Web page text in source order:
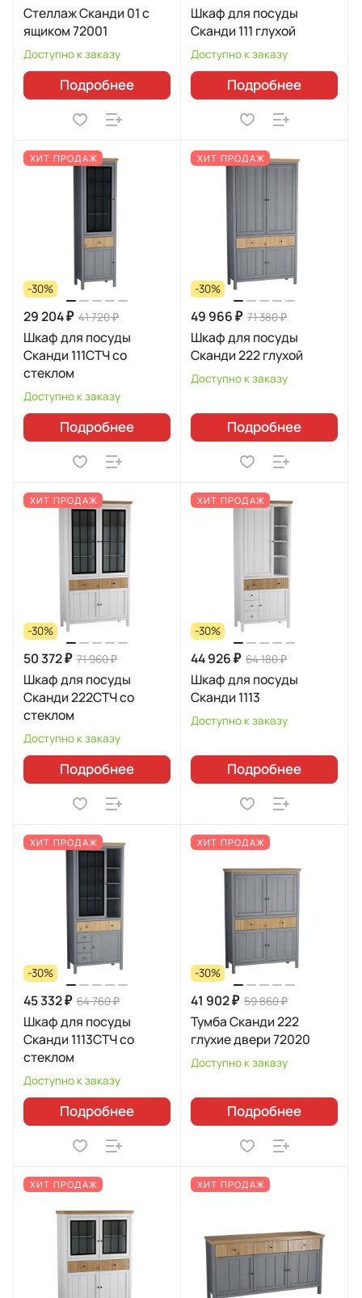
Стеллаж Сканди 01 с
ящиком 72001
Доступно к заказу
Подробнее
Шкаф для посуды
Сканди 111 глухой
Доступно к заказу
Подробнее
ХИТ ПРОДАЖ
-30%
29 204 ₽ 41 720 ₽
Шкаф для посуды
Сканди 111СТЧ со
стеклом
Доступно к заказу
Подробнее
ХИТ ПРОДАЖ
-30%
49 966 ₽ 71 380 ₽
Шкаф для посуды
Сканди 222 глухой
Доступно к заказу
Подробнее
ХИТ ПРОДАЖ
-30%
50 372 ₽ 71 960 ₽
Шкаф для посуды
Сканди 222СТЧ со
стеклом
Доступно к заказу
Подробнее
ХИТ ПРОДАЖ
-30%
44 926 ₽ 64 180 ₽
Шкаф для посуды
Сканди 1113
Доступно к заказу
Подробнее
ХИТ ПРОДАЖ
-30%
45 332 ₽ 64 760 ₽
Шкаф для посуды
Сканди 1113СТЧ со
стеклом
Доступно к заказу
Подробнее
ХИТ ПРОДАЖ
-30%
41 902 ₽ 59 860 ₽
Тумба Сканди 222
глухие двери 72020
Доступно к заказу
Подробнее
ХИТ ПРОДАЖ ХИТ ПРОДАЖ